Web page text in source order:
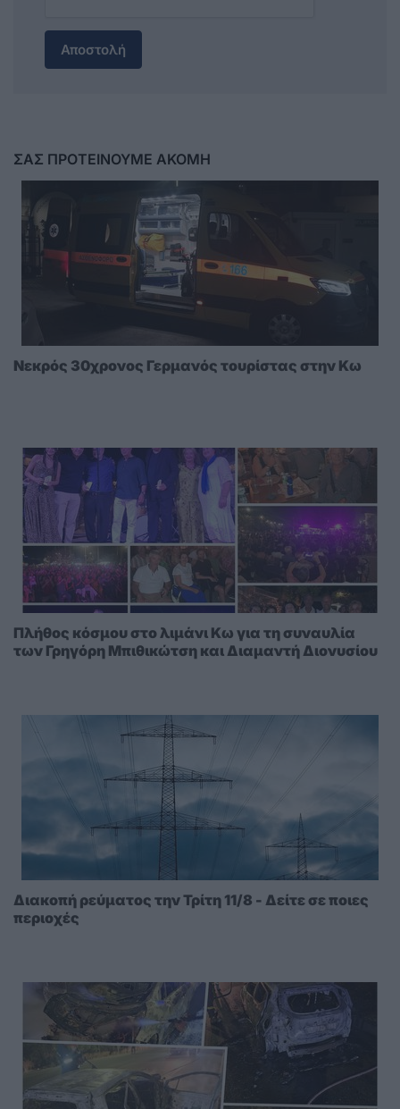
Αποστολή
ΣΑΣ ΠΡΟΤΕΙΝΟΥΜΕ ΑΚΟΜΗ
Νεκρός 30χρονος Γερμανός τουρίστας στην Κω
Πλήθος κόσμου στο λιμάνι Κω για τη συναυλία
των Γρηγόρη Μπιθικώτση και Διαμαντή Διονυσίου
Διακοπή ρεύματος την Τρίτη 11/8 - Δείτε σε ποιες
περιοχές